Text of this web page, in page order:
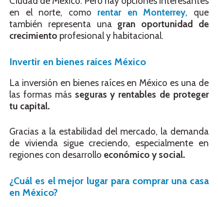
en el norte, como rentar en Monterrey, que
también representa una gran oportunidad de
crecimiento profesional y habitacional.
Invertir en bienes raíces México
La inversión en bienes raíces en México es una de
las formas más seguras y rentables de proteger
tu capital.
Gracias a la estabilidad del mercado, la demanda
de vivienda sigue creciendo, especialmente en
regiones con desarrollo económico y social.
¿Cuál es el mejor lugar para comprar una casa
en México?